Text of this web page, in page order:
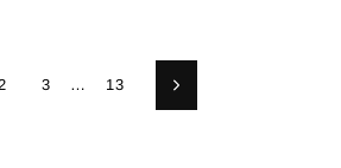
3 … 13 Vorwärts